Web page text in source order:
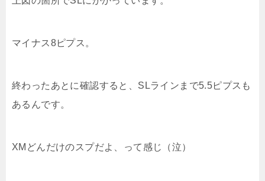
マイナス8ピプス。
終わったあとに確認すると、SLラインまで5.5ピプスも
あるんです。
XMどんだけのスプだよ、って感じ（泣）